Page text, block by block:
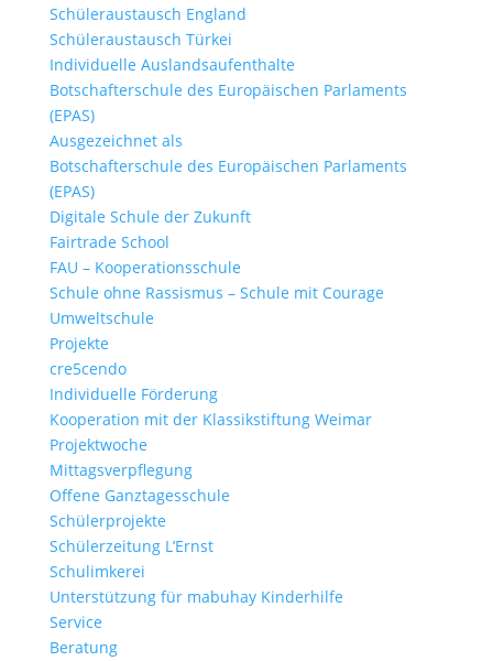
Schüleraustausch England
Schüleraustausch Türkei
Individuelle Auslandsaufenthalte
Botschafterschule des Europäischen Parlaments
(EPAS)
Ausgezeichnet als
Botschafterschule des Europäischen Parlaments
(EPAS)
Digitale Schule der Zukunft
Fairtrade School
FAU – Kooperationsschule
Schule ohne Rassismus – Schule mit Courage
Umweltschule
Projekte
cre5cendo
Individuelle Förderung
Kooperation mit der Klassikstiftung Weimar
Projektwoche
Mittagsverpflegung
Offene Ganztagesschule
Schülerprojekte
Schülerzeitung L’Ernst
Schulimkerei
Unterstützung für mabuhay Kinderhilfe
Service
Beratung